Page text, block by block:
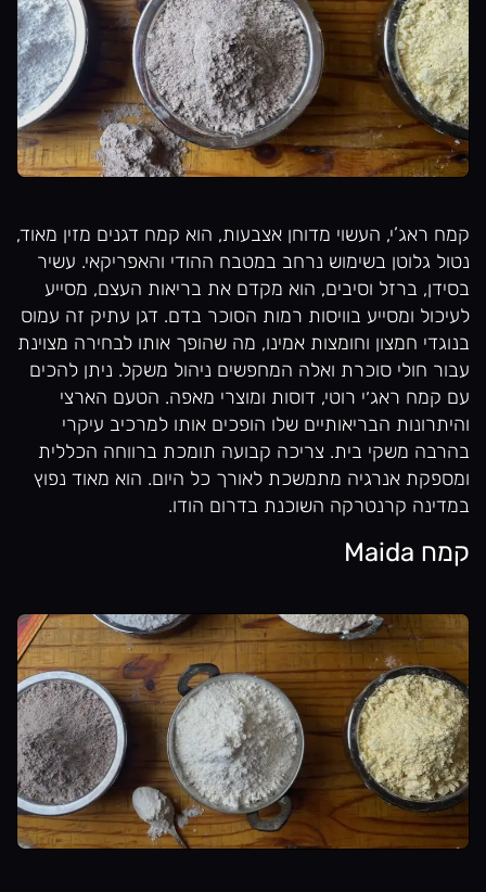
קמח ראג’י, העשוי מדוחן אצבעות, הוא קמח דגנים מזין מאוד,
נטול גלוטן בשימוש נרחב במטבח ההודי והאפריקאי. עשיר
בסידן, ברזל וסיבים, הוא מקדם את בריאות העצם, מסייע
לעיכול ומסייע בוויסות רמות הסוכר בדם. דגן עתיק זה עמוס
בנוגדי חמצון וחומצות אמינו, מה שהופך אותו לבחירה מצוינת
עבור חולי סוכרת ואלה המחפשים ניהול משקל. ניתן להכים
עם קמח ראג׳י רוטי, דוסות ומוצרי מאפה. הטעם הארצי
והיתרונות הבריאותיים שלו הופכים אותו למרכיב עיקרי
בהרבה משקי בית. צריכה קבועה תומכת ברווחה הכללית
ומספקת אנרגיה מתמשכת לאורך כל היום. הוא מאוד נפוץ
במדינה קרנטרקה השוכנת בדרום הודו.
קמח Maida